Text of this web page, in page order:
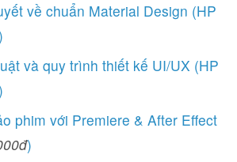
về chuẩn Material Design (HP
và quy trình thiết kế UI/UX (HP
phim với Premiere & After Effect
)